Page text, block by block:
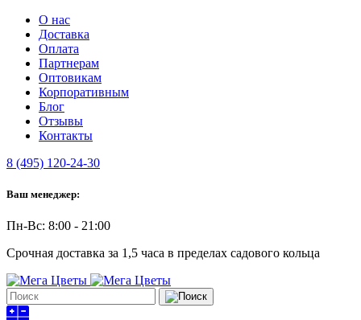
О нас
Доставка
Оплата
Партнерам
Оптовикам
Корпоративным
Блог
Отзывы
Контакты
8 (495) 120-24-30
Ваш менеджер:
Пн-Вс: 8:00 - 21:00
Срочная доставка за 1,5 часа в пределах садового кольца